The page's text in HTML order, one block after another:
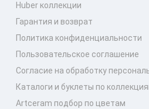
Huber коллекции
Гарантия и возврат
Политика конфиденциальности
Пользовательское соглашение
Согласие на обработку
Каталоги и буклеты по
Artceram подбор по цветам